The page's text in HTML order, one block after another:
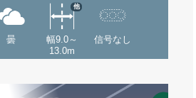
曇
幅9.0～
13.0m
他
信号なし